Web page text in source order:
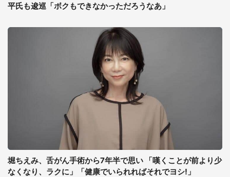
平氏も逡巡「ボクもできなかっただろうなあ」
堀ちえみ、舌がん手術から7年半で思い 「嘆くことが前より少
なくなり、ラクに」「健康でいられればそれでヨシ!」